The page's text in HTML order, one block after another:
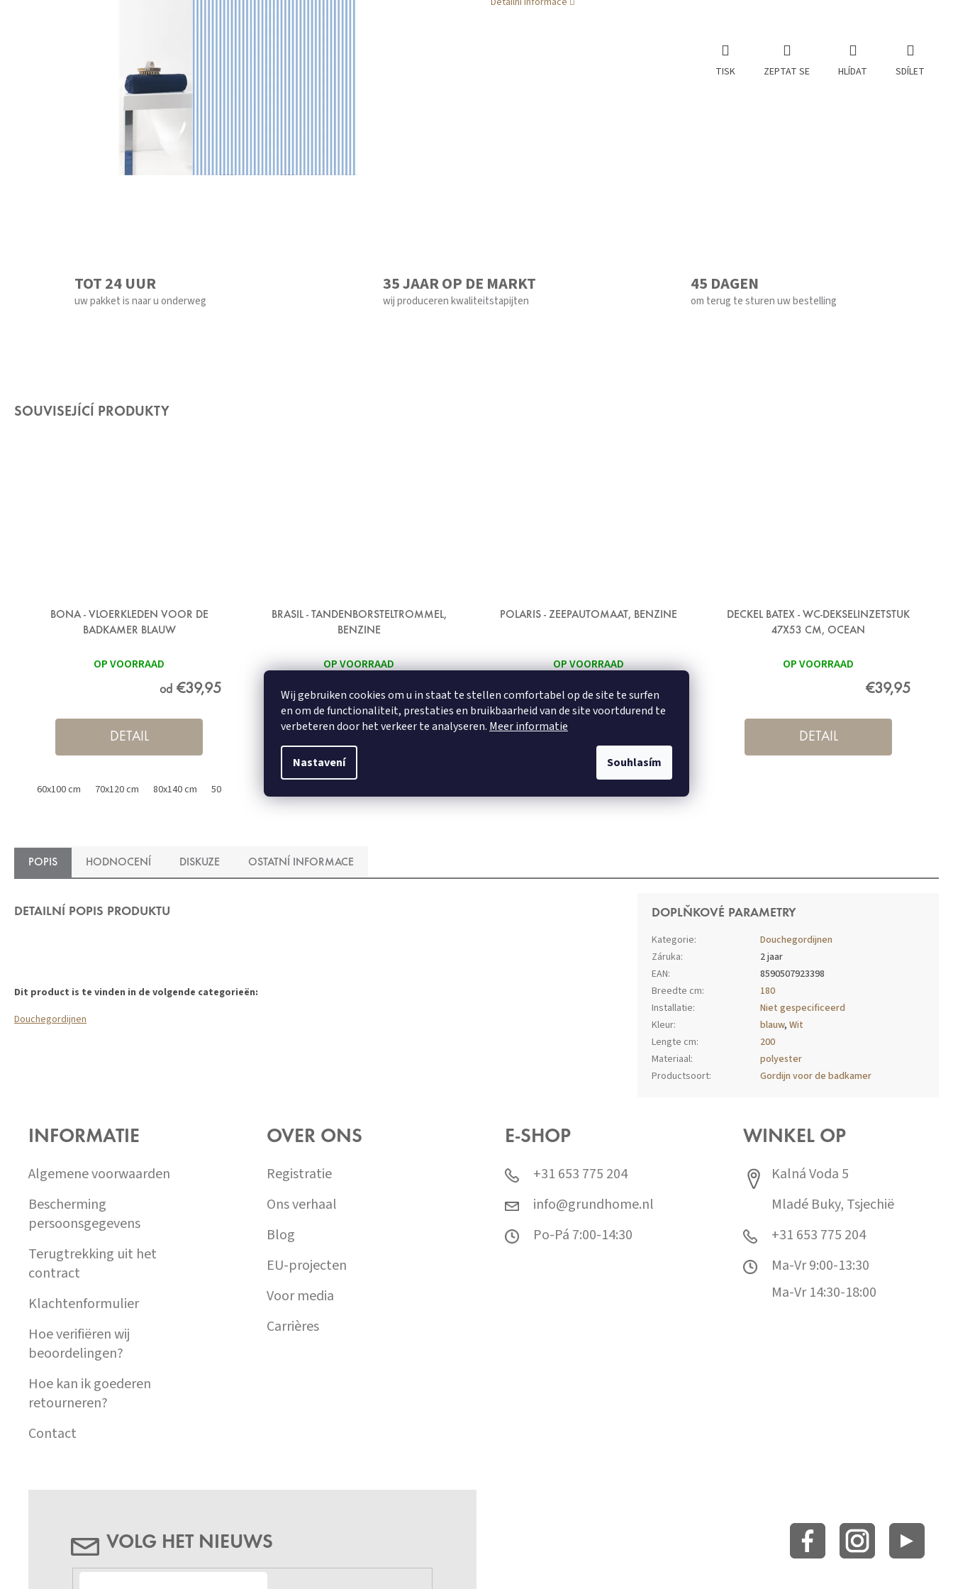
Wij gebruiken cookies om u in staat te stellen comfortabel op de site te surfen
en om de functionaliteit, prestaties en bruikbaarheid van de site voortdurend te
verbeteren door het verkeer te analyseren. Meer informatie
Nastavení Souhlasím
TISK ZEPTAT SE HLÍDAT SDÍLET
TOT 24 UUR
uw pakket is naar u onderweg
35 JAAR OP DE MARKT
wij produceren kwaliteitstapijten
45 DAGEN
om terug te sturen uw bestelling
SOUVISEJÍCÍ PRODUKTY
BONA - VLOERKLEDEN VOOR DE
BADKAMER BLAUW
OP VOORRAAD
od €39,95
DETAIL
60x100 cm 70x120 cm 80x140 cm 50x60 cm met uitsparing voor toilet
BRASIL - TANDENBORSTELTROMMEL,
BENZINE
OP VOORRAAD
€4,95
POLARIS - ZEEPAUTOMAAT, BENZINE
OP VOORRAAD
€9,95
DECKEL BATEX - WC-DEKSELINZETSTUK
47X53 CM, OCEAN
OP VOORRAAD
€39,95
DETAIL
POPIS HODNOCENÍ DISKUZE OSTATNÍ INFORMACE
DETAILNÍ POPIS PRODUKTU
Dit product is te vinden in de volgende categorieën:
Douchegordijnen
DOPLŇKOVÉ PARAMETRY
Kategorie:
Douchegordijnen
Záruka:
2 jaar
EAN:
8590507923398
Breedte cm:
180
Installatie:
Niet gespecificeerd
Kleur: blauw,Wit
Lengte cm:
200
Materiaal:
polyester
Productsoort:
Gordijn voor de badkamer
INFORMATIE
Algemene voorwaarden
Bescherming
persoonsgegevens
Terugtrekking uit het
contract
Klachtenformulier
Hoe verifiëren wij
beoordelingen?
Hoe kan ik goederen
retourneren?
Contact
OVER ONS
Registratie
Ons verhaal
Blog
EU-projecten
Voor media
Carrières
E-SHOP
+31 653 775 204
info@grundhome.nl
Po-Pá 7:00-14:30
WINKEL OP
Kalná Voda 5
Mladé Buky, Tsjechië
+31 653 775 204
Ma-Vr 9:00-13:30
Ma-Vr 14:30-18:00
VOLG HET NIEUWS